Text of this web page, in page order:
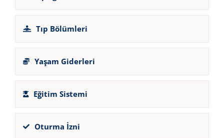
Tıp Bölümleri
Yaşam Giderleri
Eğitim Sistemi
Oturma İzni